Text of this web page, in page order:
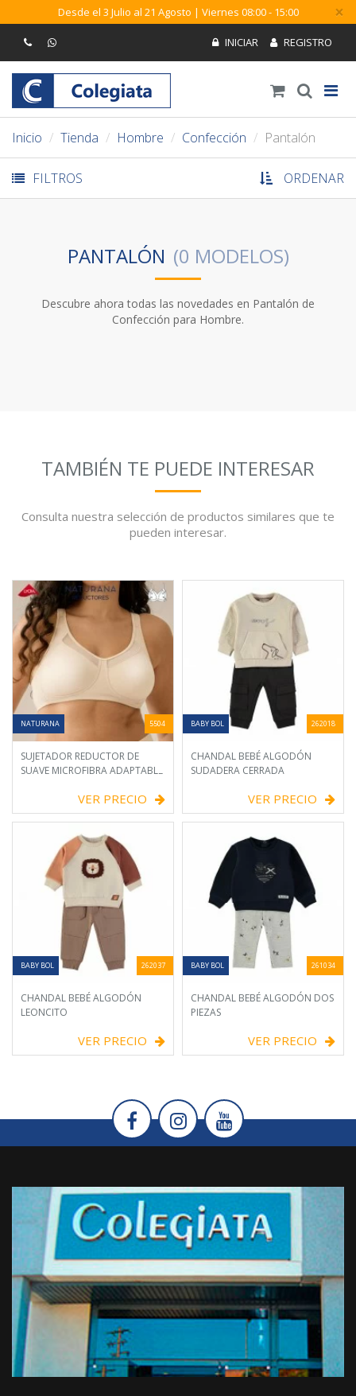
Desde el 3 Julio al 21 Agosto | Viernes 08:00 - 15:00 ×
Inicio Tienda Hombre Confección Pantalón
FILTROS ORDENAR
PANTALÓN
Descubre ahora todas las novedades en Pantalón de
Confección para Hombre.
TAMBIÉN TE PUEDE INTERESAR
Consulta nuestra selección de productos similares que te
pueden interesar.
NATURANA 5504
SUJETADOR REDUCTOR DE
SUAVE MICROFIBRA ADAPTABLE
VER PRECIO
BABY BOL 262018
CHANDAL BEBÉ ALGODÓN
SUDADERA CERRADA
VER PRECIO
BABY BOL 262037
CHANDAL BEBÉ ALGODÓN
LEONCITO
VER PRECIO
BABY BOL 261034
CHANDAL BEBÉ ALGODÓN DOS
PIEZAS
VER PRECIO